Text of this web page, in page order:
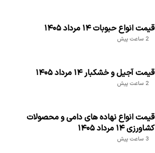
قیمت انواع حبوبات ۱۴ مرداد ۱۴۰۵
2 ساعت پیش
قیمت آجیل و خشکبار ۱۴ مرداد ۱۴۰۵
2 ساعت پیش
قیمت انواع نهاده های دامی و محصولات
کشاورزی ۱۴ مرداد ۱۴۰۵
3 ساعت پیش